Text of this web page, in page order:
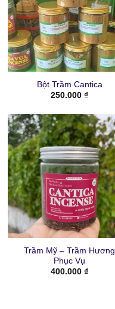
Bột Trầm Cantica
250.000 ₫
Trầm Mỹ – Trầm Hương
Phục Vụ
400.000 ₫